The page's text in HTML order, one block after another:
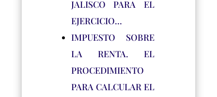
JALISCO PARA EL
EJERCICIO…
IMPUESTO SOBRE
LA RENTA. EL
PROCEDIMIENTO
PARA CALCULAR EL